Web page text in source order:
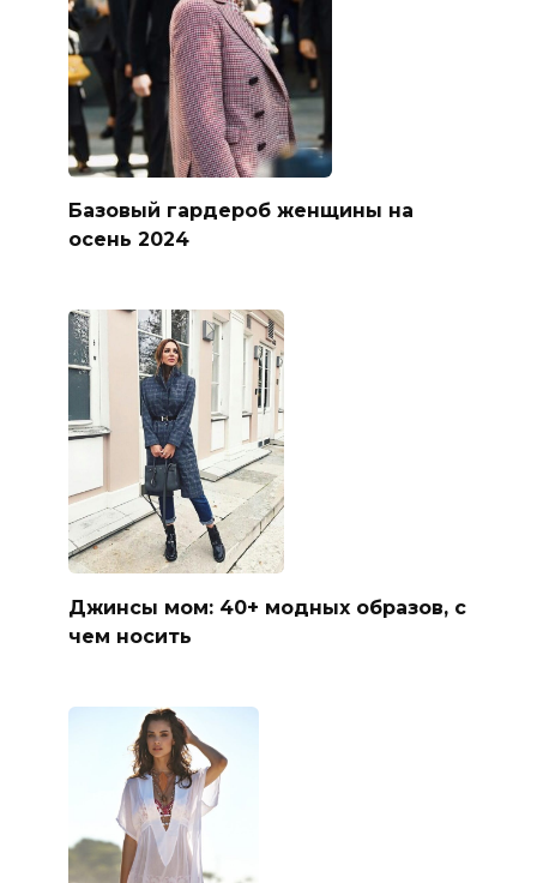
Базовый гардероб женщины на
осень 2024
Джинсы мом: 40+ модных образов, с
чем носить